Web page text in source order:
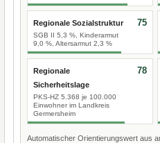
Regionale Sozialstruktur
SGB II 5,3 %, Kinderarmut
9,0 %, Altersarmut 2,3 %
75
Regionale
Sicherheitslage
PKS-HZ 5.368 je 100.000
Einwohner im Landkreis
Germersheim
78
Automatischer Orientierungswert aus